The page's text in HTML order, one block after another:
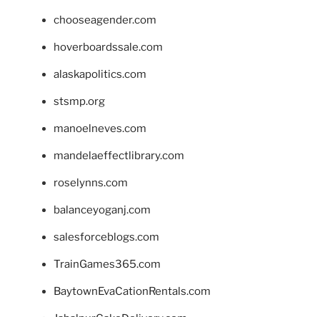
chooseagender.com
hoverboardssale.com
alaskapolitics.com
stsmp.org
manoelneves.com
mandelaeffectlibrary.com
roselynns.com
balanceyoganj.com
salesforceblogs.com
TrainGames365.com
BaytownEvaCationRentals.com